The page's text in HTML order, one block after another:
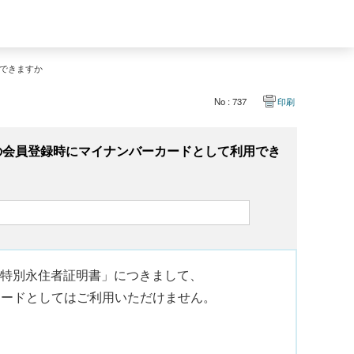
きますか
No : 737 印刷
員登録時にマイナンバーカードとして利用でき
永住者証明書」につきまして、
ドとしてはご利用いただけません。